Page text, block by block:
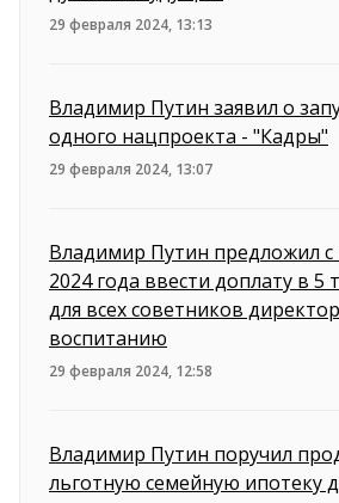
29 февраля 2024, 13:13
Владимир Путин заявил о
одного нацпроекта - "Кадры"
29 февраля 2024, 13:07
Владимир Путин предложил с
2024 года ввести доплату в 5
для всех советников
воспитанию
29 февраля 2024, 12:58
Владимир Путин поручил
льготную семейную ипотеку